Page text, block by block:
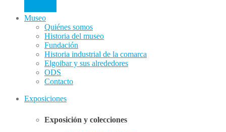
Museo
Quiénes somos
Historia del museo
Fundación
Historia industrial de la comarca
Elgoibar y sus alrededores
ODS
Contacto
Exposiciones
Exposición y colecciones